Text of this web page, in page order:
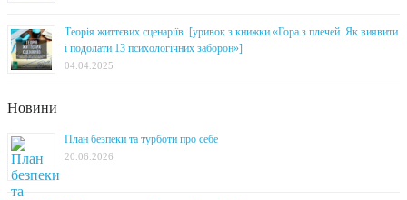
Теорія життєвих сценаріїв. [уривок з книжки «Гора з плечей. Як виявити
і подолати 13 психологічних заборон»]
04.04.2025
Новини
План безпеки та турботи про себе
20.06.2026